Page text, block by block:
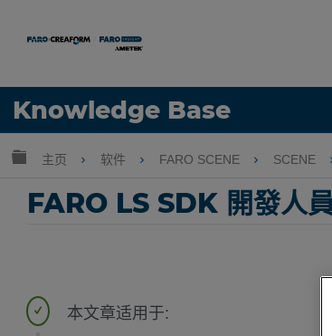
Knowledge Base
语言
扩展/隐缩全局层次
主页 软件 FARO SCENE SCENE
FARO LS SDK 開發人